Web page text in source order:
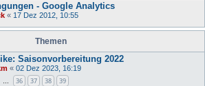
- Google Analytics
« 17 Dez 2012, 10:55
Themen
Saisonvorbereitung 2022
« 02 Dez 2023, 16:19
… 36 37 38 39